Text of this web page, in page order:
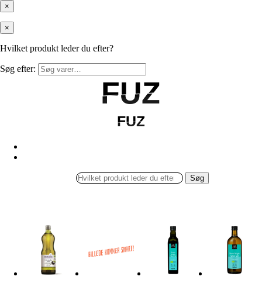
×
×
Hvilket produkt leder du efter?
Søg efter:
FUZ
FUZ
FUZ
FUZ
Søg